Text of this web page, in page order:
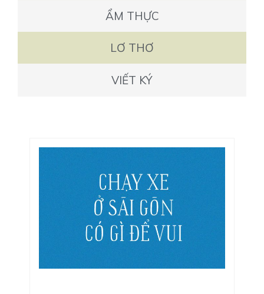
ẨM THỰC
LƠ THƠ
VIẾT KÝ